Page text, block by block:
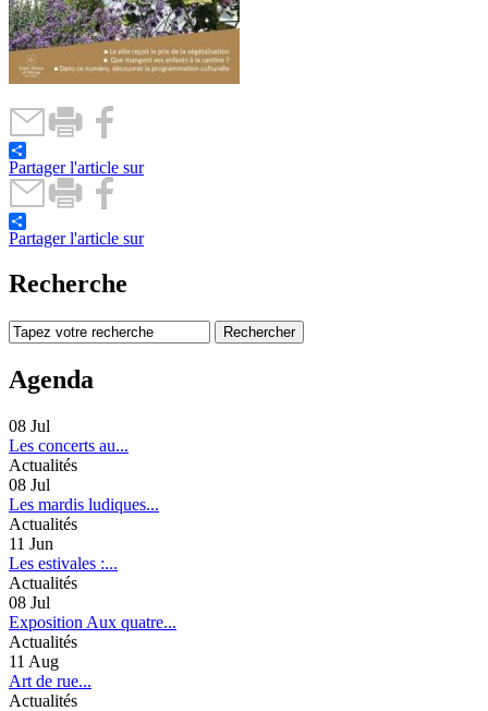
Partager l'article sur
Partager l'article sur
Recherche
Agenda
08 Jul
Les concerts au...
Actualités
08 Jul
Les mardis ludiques...
Actualités
11 Jun
Les estivales :...
Actualités
08 Jul
Exposition Aux quatre...
Actualités
11 Aug
Art de rue...
Actualités